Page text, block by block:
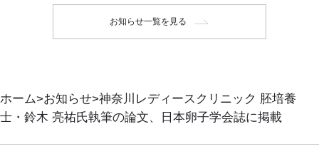
お知らせ一覧を見る
ホーム お知らせ 神奈川レディースクリニック 胚培養
士・鈴木 亮祐氏執筆の論文、日本卵子学会誌に掲載